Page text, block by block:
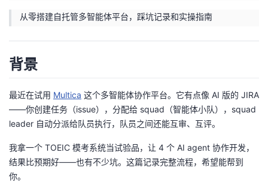
的
博
客
我
的
论
坛
我
的
圈
我
的
我
从零搭建自托管多智能体平台，踩坑记录和实操指南
背景
最近在试用 Multica 这个多智能体协作平台。它有点像 AI 版的 JIRA
——你创建任务（issue），分配给 squad（智能体小队），squad
leader 自动分派给队员执行，队员之间还能互审、互评。
我拿一个 TOEIC 模考系统当试验品，让 4 个 AI agent 协作开发，
结果比预期好——也有不少坑。这篇记录完整流程，希望能帮到
你。